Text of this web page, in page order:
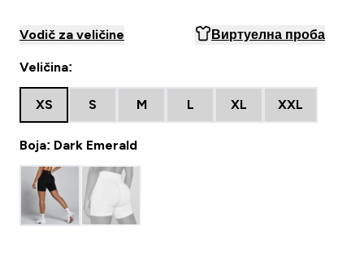
Vodič za veličine Виртуелна проба
Veličina:
XS S M L XL XXL
Boja: Dark Emerald